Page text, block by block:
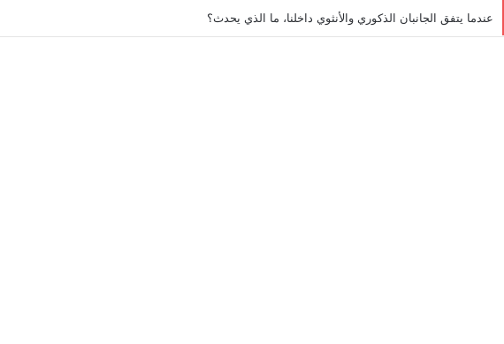
عندما يتفق الجانبان الذكوري والأنثوي داخلنا، ما الذي يحدث؟